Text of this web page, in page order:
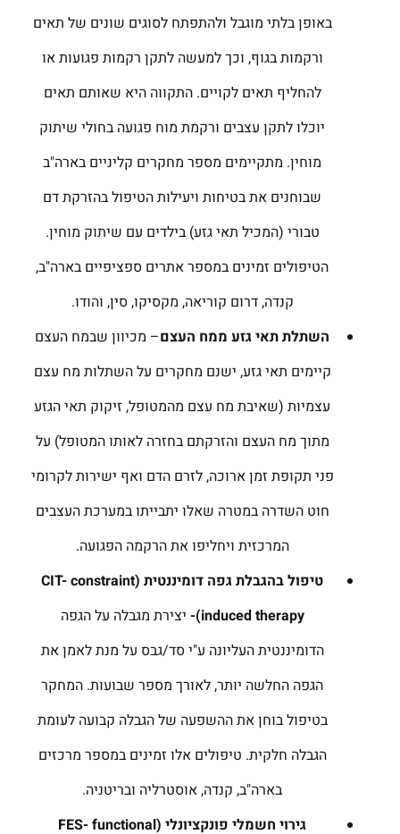
באופן בלתי מוגבל ולהתפתח לסוגים שונים של תאים
ורקמות בגוף, וכך למעשה לתקן רקמות פגועות או
להחליף תאים לקויים. התקווה היא שאותם תאים
יוכלו לתקן עצבים ורקמת מוח פגועה בחולי שיתוק
מוחין. מתקיימים מספר מחקרים קליניים בארה"ב
שבוחנים את בטיחות ויעילות הטיפול בהזרקת דם
טבורי (המכיל תאי גזע) בילדים עם שיתוק מוחין.
הטיפולים זמינים במספר אתרים ספציפיים בארה"ב,
קנדה, דרום קוריאה, מקסיקו, סין, והודו.
השתלת תאי גזע ממח העצם– מכיוון שבמח העצם
קיימים תאי גזע, ישנם מחקרים על השתלות מח עצם
עצמיות (שאיבת מח עצם מהמטופל, זיקוק תאי הגזע
מתוך מח העצם והזרקתם בחזרה לאותו המטופל) על
פני תקופת זמן ארוכה, לזרם הדם ואף ישירות לקרומי
חוט השדרה במטרה שאלו יתבייתו במערכת העצבים
המרכזית ויחליפו את הרקמה הפגועה.
טיפול בהגבלת גפה דומיננטית (CIT- constraint
induced therapy
)- יצירת מגבלה על הגפה
הדומיננטית העליונה ע"י סד/גבס על מנת לאמן את
הגפה החלשה יותר, לאורך מספר שבועות. המחקר
בטיפול בוחן את ההשפעה של הגבלה קבועה לעומת
הגבלה חלקית. טיפולים אלו זמינים במספר מרכזים
בארה"ב, קנדה, אוסטרליה ובריטניה.
גירוי חשמלי פונקציונלי (
FES- functional